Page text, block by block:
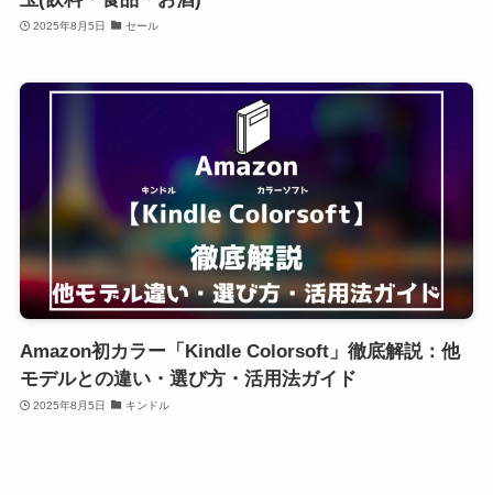
2025年8月5日 セール
Amazon初カラー「Kindle Colorsoft」徹底解説：他
モデルとの違い・選び方・活用法ガイド
2025年8月5日 キンドル